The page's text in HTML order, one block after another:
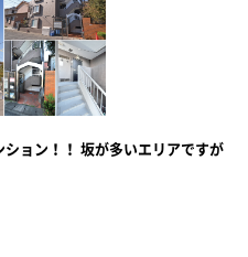
ョン！！ 坂が多いエリアですが